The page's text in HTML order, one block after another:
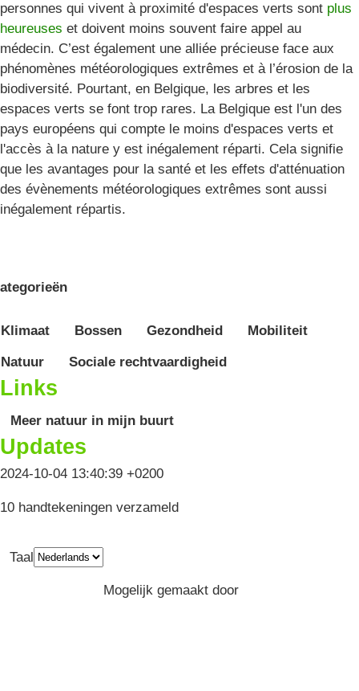
personnes qui vivent à proximité d'espaces verts sont plus
heureuses et doivent moins souvent faire appel au
médecin. C’est également une alliée précieuse face aux
phénomènes météorologiques extrêmes et à l’érosion de la
biodiversité. Pourtant, en Belgique, les arbres et les
espaces verts se font trop rares. La Belgique est l'un des
pays européens qui compte le moins d'espaces verts et
l'accès à la nature y est inégalement réparti. Cela signifie
que les avantages pour la santé et les effets d'atténuation
des évènements météorologiques extrêmes sont aussi
inégalement répartis.
Klimaat Bossen Gezondheid Mobiliteit
Natuur Sociale rechtvaardigheid
Links
Meer natuur in mijn buurt
Updates
2024-10-04 13:40:39 +0200
10 handtekeningen verzameld
Taal
Mogelijk gemaakt door